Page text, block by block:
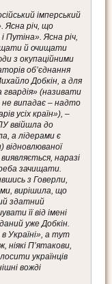
імперський
Ясна річ, що
Путіна». Ясна річ,
й очищати
з окупаційними
об’єднання
Добкін, а для
(називати
не випадає – надто
усіх країн»), –
ввійшла до
а лідерами є
відновлюваної
виявляється, наразі
зачищати.
з Говерли,
вирішила, що
здатний
її від імені
уже Добкін.
Україні», а тут
П’ятакови,
українців
вожді